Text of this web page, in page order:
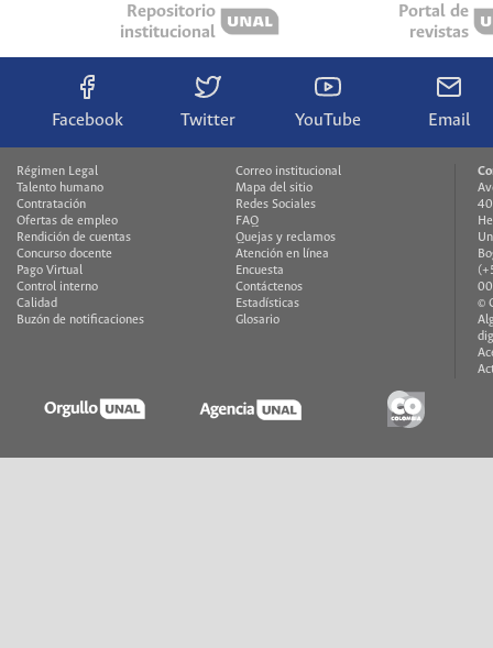
Repositorio
institucional
Portal de
revistas
Facebook Twitter YouTube Email
Régimen Legal
Talento humano
Contratación
Ofertas de empleo
Rendición de cuentas
Concurso docente
Pago Virtual
Control interno
Calidad
Buzón de notificaciones
Correo institucional
Mapa del sitio
Redes Sociales
FAQ
Quejas y reclamos
Atención en línea
Encuesta
Contáctenos
Estadísticas
Glosario
©